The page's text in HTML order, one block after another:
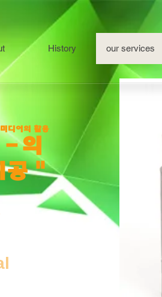
History our services
디어의 활용
-의
공 "